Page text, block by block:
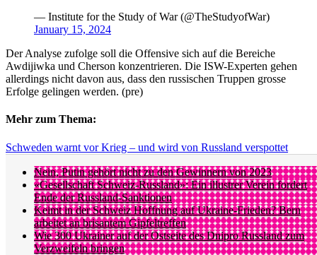
— Institute for the Study of War (@TheStudyofWar)
January 15, 2024
Der Analyse zufolge soll die Offensive sich auf die Bereiche
Awdijiwka und Cherson konzentrieren. Die ISW-Experten gehen
allerdings nicht davon aus, dass den russischen Truppen grosse
Erfolge gelingen werden. (pre)
Mehr zum Thema:
Schweden warnt vor Krieg – und wird von Russland verspottet
Nein, Putin gehört nicht zu den Gewinnern von 2023
«Gesellschaft Schweiz-Russland»: Ein illustrer Verein fordert
Ende der Russland-Sanktionen
Keimt in der Schweiz Hoffnung auf Ukraine-Frieden? Bern
arbeitet an brisantem Gipfeltreffen
Wie 300 Ukrainer auf der Ostseite des Dnipro Russland zum
Verzweifeln bringen